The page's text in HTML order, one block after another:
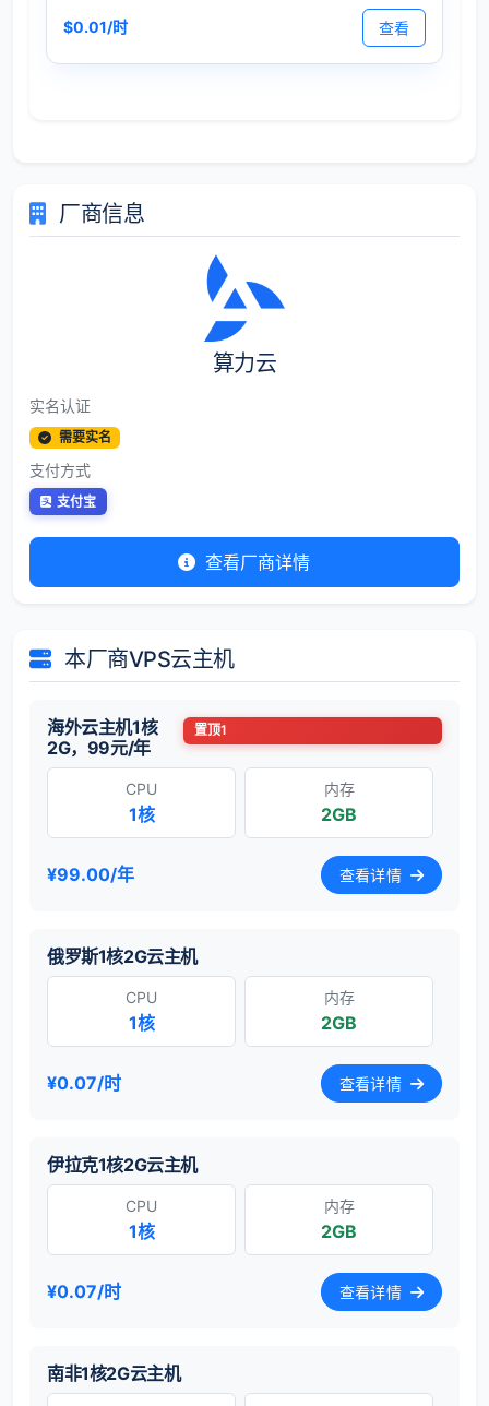
$0.01/时 查看
厂商信息
算力云
实名认证
需要实名
支付方式
支付宝
查看厂商详情
本厂商VPS云主机
海外云主机1核
2G，99元/年
置顶1
CPU
1核
内存
2GB
¥99.00/年 查看详情
俄罗斯1核2G云主机
CPU
1核
内存
2GB
¥0.07/时 查看详情
伊拉克1核2G云主机
CPU
1核
内存
2GB
¥0.07/时 查看详情
南非1核2G云主机